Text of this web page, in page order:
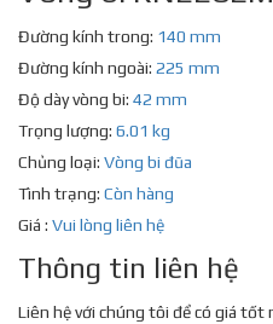
Đường kính trong: 140 mm
Đường kính ngoài: 225 mm
Độ dày vòng bi: 42 mm
Trọng lượng: 6.01 kg
Chủng loại: Vòng bi đũa
Tình trạng: Còn hàng
Giá : Vui lòng liên hệ
Thông tin liên hệ
Liên hệ với chúng tôi để có giá tốt